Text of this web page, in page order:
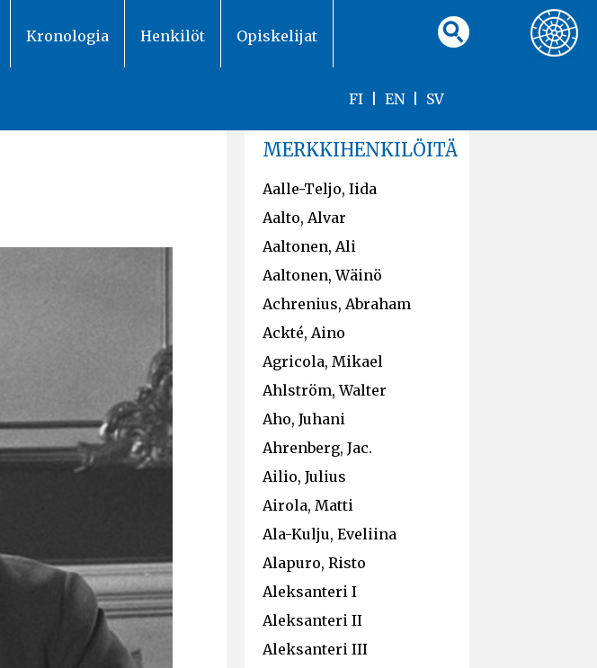
Kronologia Henkilöt Opiskelijat
FI EN| SV
MERKKIHENKILÖITÄ
Aalle-Teljo, Iida
Aalto, Alvar
Aaltonen, Ali
Aaltonen, Wäinö
Achrenius, Abraham
Ackté, Aino
Agricola, Mikael
Ahlström, Walter
Aho, Juhani
Ahrenberg, Jac.
Ailio, Julius
Airola, Matti
Ala-Kulju, Eveliina
Alapuro, Risto
Aleksanteri I
Aleksanteri II
Aleksanteri III